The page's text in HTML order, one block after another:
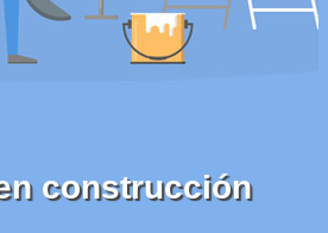
construcción